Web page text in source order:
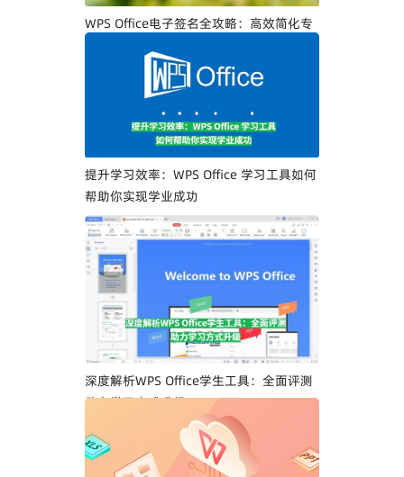
WPS Office电子签名全攻略：高效简化专
提升学习效率：WPS Office 学习工具如何
帮助你实现学业成功
深度解析WPS Office学生工具：全面评测
助力学习方式升级